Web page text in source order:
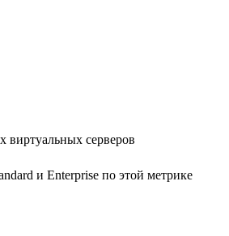
серверов
и Enterprise по этой метрике